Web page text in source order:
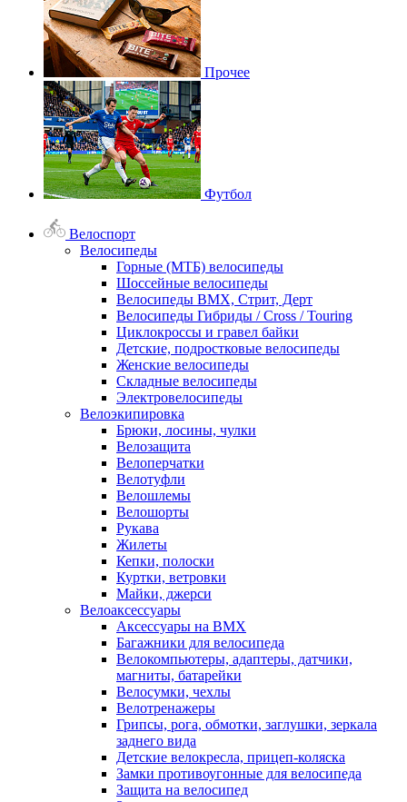
Прочее
Футбол
Велоспорт
Велосипеды
Горные (МТБ) велосипеды
Шоссейные велосипеды
Велосипеды BMX, Стрит, Дерт
Велосипеды Гибриды / Cross / Touring
Циклокроссы и гравел байки
Детские, подростковые велосипеды
Женские велосипеды
Складные велосипеды
Электровелосипеды
Велоэкипировка
Брюки, лосины, чулки
Велозащита
Велоперчатки
Велотуфли
Велошлемы
Велошорты
Рукава
Жилеты
Кепки, полоски
Куртки, ветровки
Майки, джерси
Велоаксессуары
Аксессуары на BMX
Багажники для велосипеда
Велокомпьютеры, адаптеры, датчики,
магниты, батарейки
Велосумки, чехлы
Велотренажеры
Грипсы, рога, обмотки, заглушки, зеркала
заднего вида
Детские велокресла, прицеп-коляска
Замки противоугонные для велосипеда
Защита на велосипед